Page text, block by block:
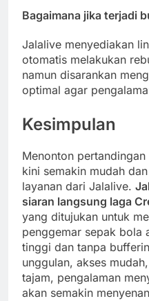
Bagaimana jika terjadi
Jalalive menyediakan
otomatis melakukan
namun disarankan
optimal agar
Kesimpulan
Menonton
kini semakin mudah
layanan dari Jalalive.
siaran langsung laga
yang ditujukan untuk
penggemar sepak bola
tinggi dan tanpa
unggulan, akses
tajam, pengalaman
akan semakin